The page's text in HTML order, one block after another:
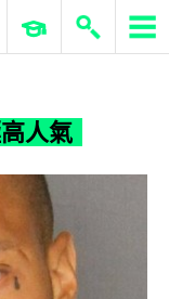
人氣
ERP 與商業 AI
人氣